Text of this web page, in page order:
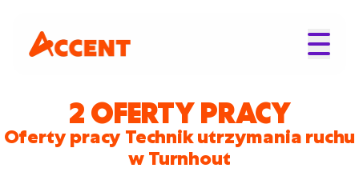
2 OFERTY PRACY
Oferty pracy Technik utrzymania ruchu
w Turnhout